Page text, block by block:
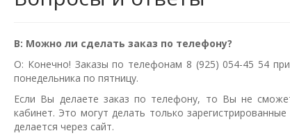
В: Можно ли сделать заказ по телефону?
О: Конечно! Заказы по телефонам 8 (925) 054-45 54
понедельника по пятницу.
Если Вы делаете заказ по телефону, то Вы не
кабинет. Это могут делать только
делается через сайт.